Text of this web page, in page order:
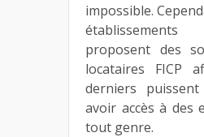
impossible.
proposent des
locataires FICP
derniers
avoir accès à des
tout genre.